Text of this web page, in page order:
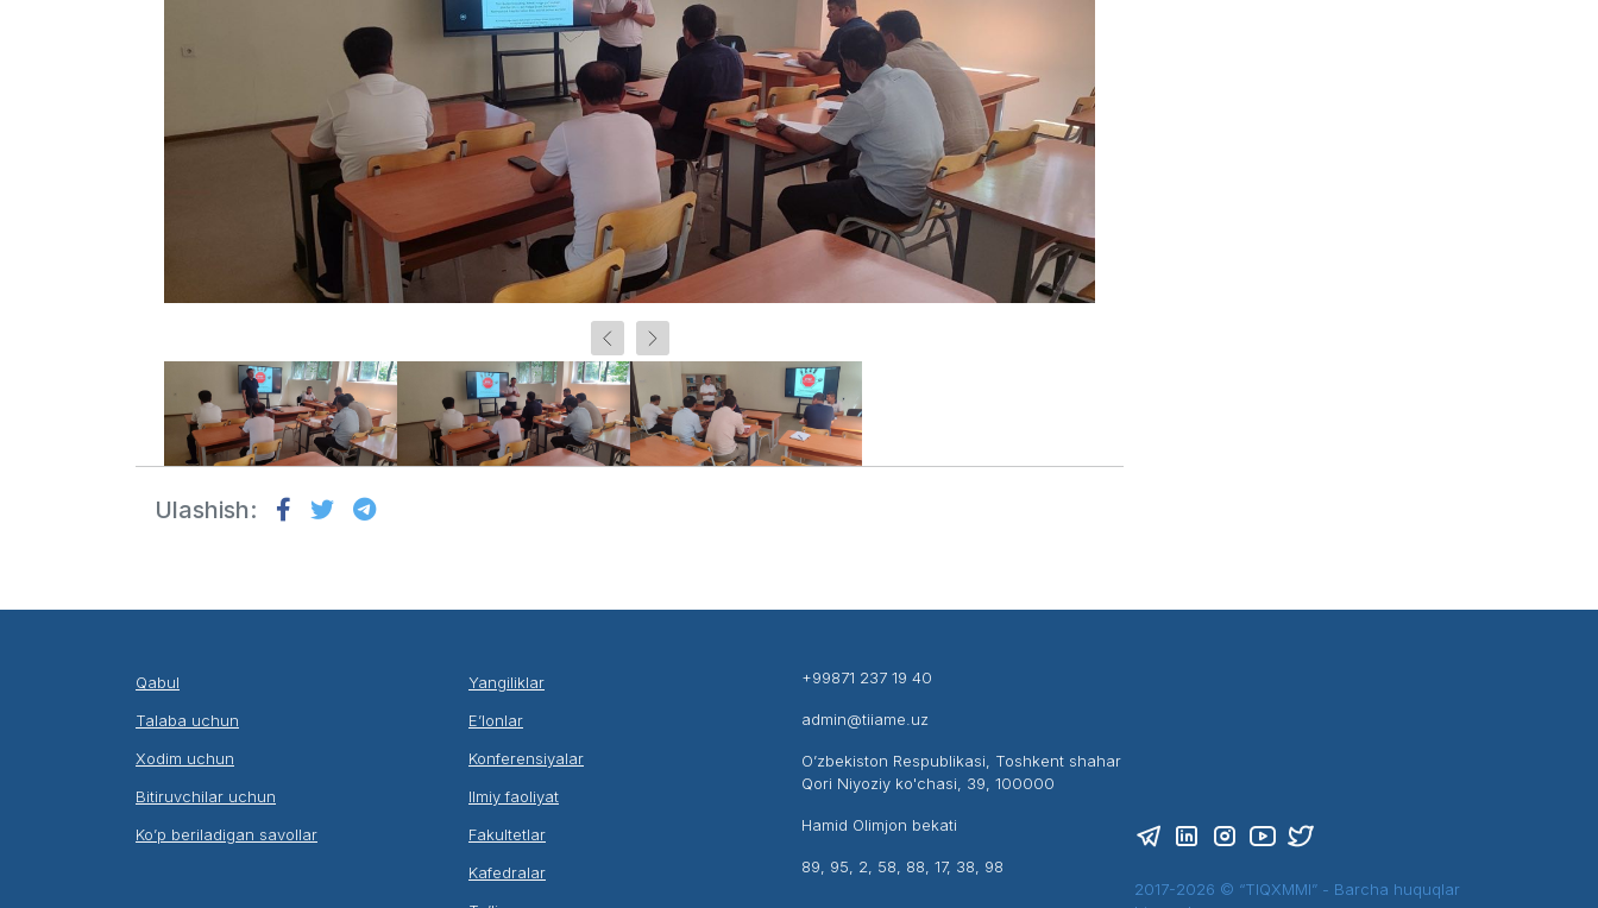
Ulashish:
Qabul
Talaba uchun
Xodim uchun
Bitiruvchilar uchun
Ko’p beriladigan savollar
Yangiliklar
E’lonlar
Konferensiyalar
Ilmiy faoliyat
Fakultetlar
Kafedralar
+99871 237 19 40
admin@tiiame.uz
O’zbekiston Respublikasi, Toshkent shahar
Qori Niyoziy ko'chasi, 39, 100000
Hamid Olimjon bekati
89, 95, 2, 58, 88, 17, 38, 98
2017-2026 © “TIQXMMI” - Barcha huquqlar